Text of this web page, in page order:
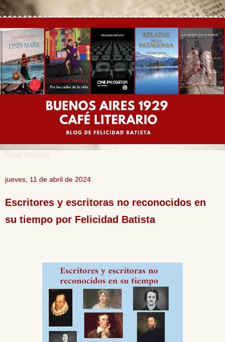
Blog literario
jueves, 11 de abril de 2024
Escritores y escritoras no reconocidos en
su tiempo por Felicidad Batista